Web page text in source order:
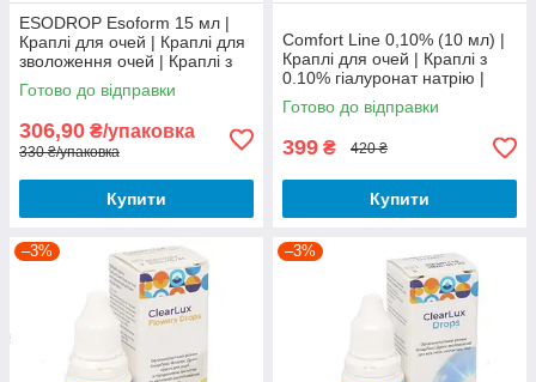
ESODROP Esoform 15 мл |
Краплі для очей | Краплі для
зволоження очей | Краплі з
гіалуроновою кислотою
Готово до відправки
306,90 ₴/упаковка
330 ₴/упаковка
Купити
Comfort Line 0,10% (10 мл) |
Краплі для очей | Краплі з
0.10% гіалуронат натрію |
Розчин для зволоження та
змащення очей
Готово до відправки
399 ₴ 420 ₴
Купити
–3% –3%